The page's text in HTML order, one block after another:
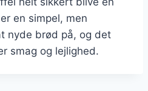
en simpel, men
nyde brød på, og det
smag og lejlighed.